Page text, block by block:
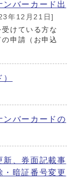
ンバーカード出
年12月21日]
けている方な
申請（お申込
ンバーカードの
新、券面記載事
・暗証番号変更